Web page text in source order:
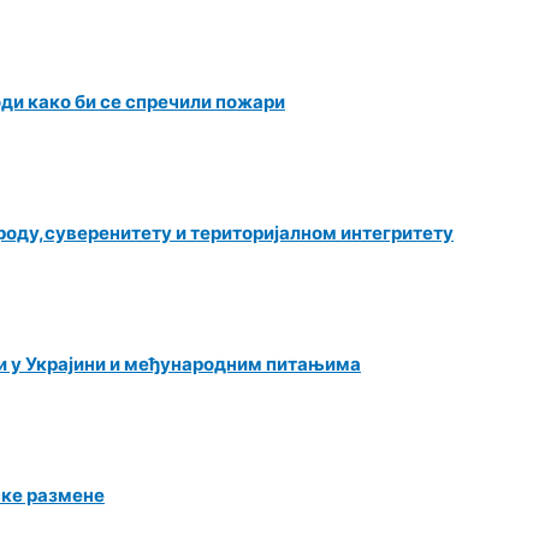
како би се спречили пожари
и територијалном интегритету
у Украјини и међународним питањима
размене